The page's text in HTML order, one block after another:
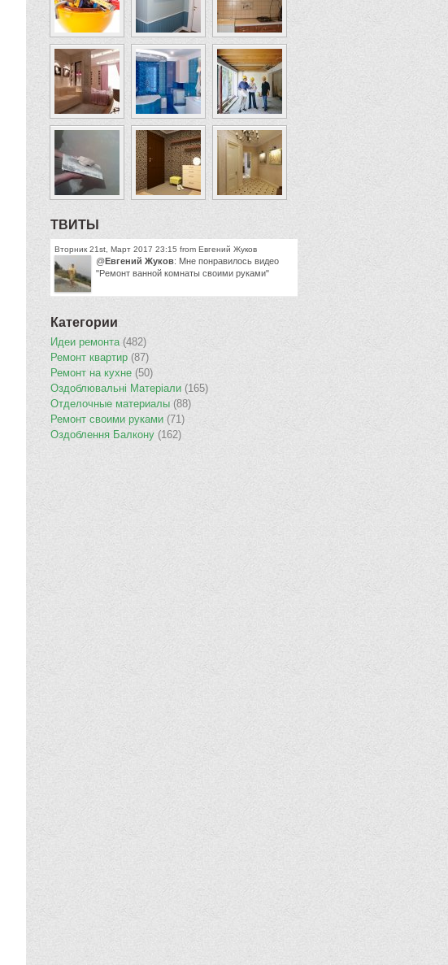
ТВИТЫ
Вторник 21st, Март 2017 23:15 from Евгений Жуков
@Евгений Жуков: Мне понравилось видео
"Ремонт ванной комнаты своими руками"
Категории
Идеи ремонта (482)
Ремонт квартир (87)
Ремонт на кухне (50)
Оздоблювальнi Матерiали (165)
Отделочные материалы (88)
Ремонт своими руками (71)
Оздоблення Балкону (162)